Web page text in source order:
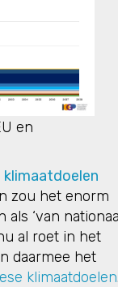
en
klimaatdoelen
zou het enorm
‘van
al roet in het
daarmee het
klimaatdoelen